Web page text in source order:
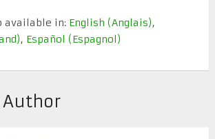
available in: English (Anglais)
) Español (Espagnol)
Author